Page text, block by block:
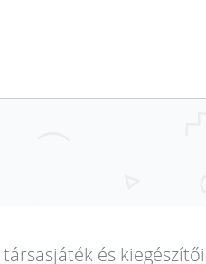
társasjáték és